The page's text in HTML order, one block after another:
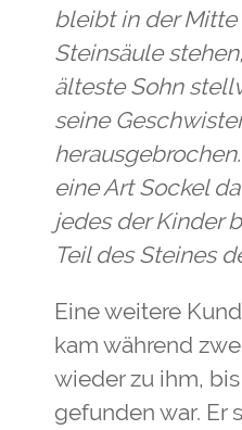
bleibt in der
Steinsäule
älteste Sohn
seine Geschwister
eine Art Sockel
jedes der Kinder
Teil des Steines
Eine weitere
kam während
wieder zu ihm,
gefunden war. Er